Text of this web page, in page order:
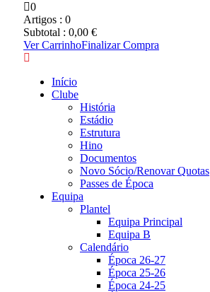
0
Artigos : 0
Subtotal : 0,00 €
Ver CarrinhoFinalizar Compra
Início
Clube
História
Estádio
Estrutura
Hino
Documentos
Novo Sócio/Renovar Quotas
Passes de Época
Equipa
Plantel
Equipa Principal
Equipa B
Calendário
Época 26-27
Época 25-26
Época 24-25